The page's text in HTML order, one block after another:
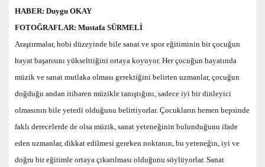
HABER: Duygu OKAY
FOTOĞRAFLAR: Mustafa SÜRMELİ
Araştırmalar, hobi düzeyinde bile sanat ve spor eğitiminin bir çocuğun
hayat başarısını yükselttiğini ortaya koyuyor. Her çocuğun hayatında
müzik ve sanat mutlaka olması gerektiğini belirten uzmanlar, çocuğun
doğduğu andan itibaren müzikle tanıştığını, sadece iyi bir dinleyici
olmasının bile yeterli olduğunu belirtiyorlar. Çocukların hemen hepsinde
faklı derecelerde de olsa müzik, sanat yeteneğinin bulunduğunu ifade
eden uzmanlar, dikkat edilmesi gereken noktanın, bu yeteneğin, iyi ve
doğru bir eğitimle ortaya çıkarılması olduğunu söylüyorlar. Sanat